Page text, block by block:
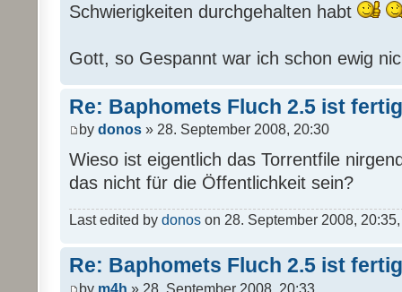
Schwierigkeiten durchgehalten habt
Gott, so Gespannt war ich schon ewig
Re: Baphomets Fluch 2.5 ist fertig
by donos » 28. September 2008, 20:30
Wieso ist eigentlich das Torrentfile
das nicht für die Öffentlichkeit sein?
Last edited by donos on 28. September 2008,
Re: Baphomets Fluch 2.5 ist fertig
by m4h » 28. September 2008, 20:33